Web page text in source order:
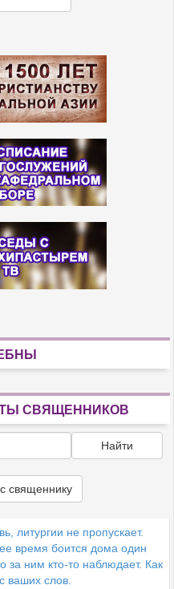
СВЯЩЕННИКОВ
Найти
священнику
литургии не пропускает.
время боится дома один
за ним кто-то наблюдает. Как
ваших слов.